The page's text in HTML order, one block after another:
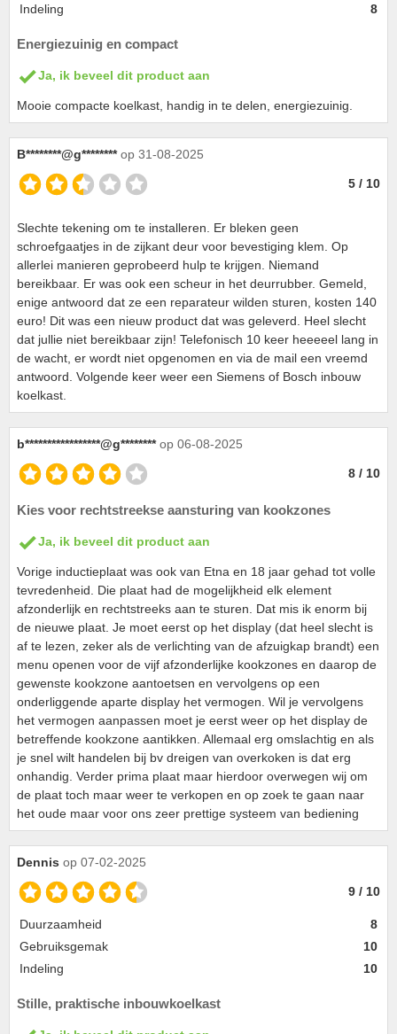
Indeling
8
Energiezuinig en compact
Ja, ik beveel dit product aan
Mooie compacte koelkast, handig in te delen, energiezuinig.
B********@g******** op 31-08-2025
5 / 10
Slechte tekening om te installeren. Er bleken geen
schroefgaatjes in de zijkant deur voor bevestiging klem. Op
allerlei manieren geprobeerd hulp te krijgen. Niemand
bereikbaar. Er was ook een scheur in het deurrubber. Gemeld,
enige antwoord dat ze een reparateur wilden sturen, kosten 140
euro! Dit was een nieuw product dat was geleverd. Heel slecht
dat jullie niet bereikbaar zijn! Telefonisch 10 keer heeeeel lang in
de wacht, er wordt niet opgenomen en via de mail een vreemd
antwoord. Volgende keer weer een Siemens of Bosch inbouw
koelkast.
b*****************@g******** op 06-08-2025
8 / 10
Kies voor rechtstreekse aansturing van kookzones
Ja, ik beveel dit product aan
Vorige inductieplaat was ook van Etna en 18 jaar gehad tot volle
tevredenheid. Die plaat had de mogelijkheid elk element
afzonderlijk en rechtstreeks aan te sturen. Dat mis ik enorm bij
de nieuwe plaat. Je moet eerst op het display (dat heel slecht is
af te lezen, zeker als de verlichting van de afzuigkap brandt) een
menu openen voor de vijf afzonderlijke kookzones en daarop de
gewenste kookzone aantoetsen en vervolgens op een
onderliggende aparte display het vermogen. Wil je vervolgens
het vermogen aanpassen moet je eerst weer op het display de
betreffende kookzone aantikken. Allemaal erg omslachtig en als
je snel wilt handelen bij bv dreigen van overkoken is dat erg
onhandig. Verder prima plaat maar hierdoor overwegen wij om
de plaat toch maar weer te verkopen en op zoek te gaan naar
het oude maar voor ons zeer prettige systeem van bediening
Dennis op 07-02-2025
9 / 10
Duurzaamheid
8
Gebruiksgemak
10
Indeling
10
Stille, praktische inbouwkoelkast